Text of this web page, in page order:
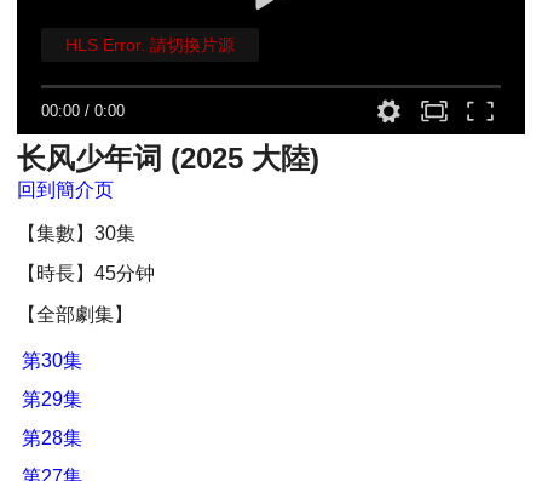
00:00 /0:00
HLS Error. 請切換片源
长风少年词 (2025 大陸)
回到簡介页
【集數】30集
【時長】45分钟
【全部劇集】
第30集
第29集
第28集
第27集